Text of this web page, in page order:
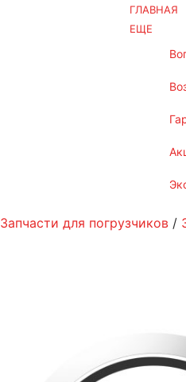
ГЛАВНАЯ
ЕЩЕ
Запчасти для погрузчиков /